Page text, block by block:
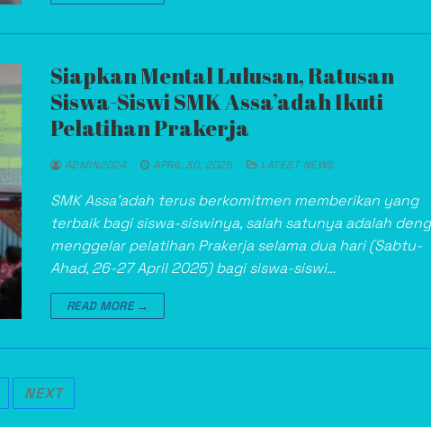
Siapkan Mental Lulusan, Ratusan
Siswa-Siswi SMK Assa’adah Ikuti
Pelatihan Prakerja
ADMIN2024 APRIL 30, 2025 LATEST NEWS
SMK Assa’adah terus berkomitmen memberikan yang
terbaik bagi siswa-siswinya, salah satunya adalah
menggelar pelatihan Prakerja selama dua hari (Sabtu-
Ahad, 26-27 April 2025) bagi siswa-siswi…
READ MORE →
NEXT